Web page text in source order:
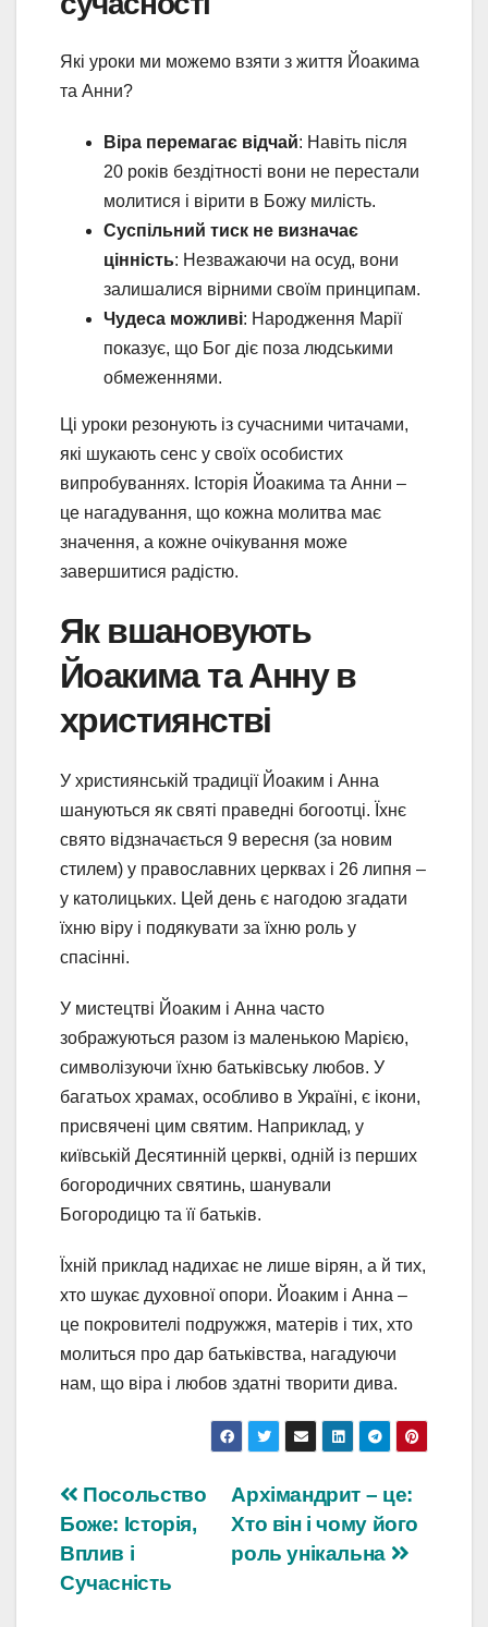
Які уроки ми можемо взяти з життя Йоакима
та Анни?
Віра перемагає відчай: Навіть після
20 років бездітності вони не перестали
молитися і вірити в Божу милість.
Суспільний тиск не визначає
цінність: Незважаючи на осуд, вони
залишалися вірними своїм принципам.
Чудеса можливі: Народження Марії
показує, що Бог діє поза людськими
обмеженнями.
Ці уроки резонують із сучасними читачами,
які шукають сенс у своїх особистих
випробуваннях. Історія Йоакима та Анни –
це нагадування, що кожна молитва має
значення, а кожне очікування може
завершитися радістю.
Як вшановують
Йоакима та Анну в
християнстві
У християнській традиції Йоаким і Анна
шануються як святі праведні богоотці. Їхнє
свято відзначається 9 вересня (за новим
стилем) у православних церквах і 26 липня –
у католицьких. Цей день є нагодою згадати
їхню віру і подякувати за їхню роль у
спасінні.
У мистецтві Йоаким і Анна часто
зображуються разом із маленькою Марією,
символізуючи їхню батьківську любов. У
багатьох храмах, особливо в Україні, є ікони,
присвячені цим святим. Наприклад, у
київській Десятинній церкві, одній із перших
богородичних святинь, шанували
Богородицю та її батьків.
Їхній приклад надихає не лише вірян, а й тих,
хто шукає духовної опори. Йоаким і Анна –
це покровителі подружжя, матерів і тих, хто
молиться про дар батьківства, нагадуючи
нам, що віра і любов здатні творити дива.
Навігація
записів
Архімандрит – це:
Хто він і чому його
роль унікальна
Посольство
Боже: Історія,
Вплив і
Сучасність